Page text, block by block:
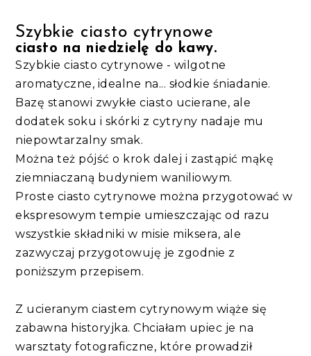
Szybkie ciasto cytrynowe
ciasto na niedzielę do kawy.
Szybkie ciasto cytrynowe - wilgotne
aromatyczne, idealne na... słodkie śniadanie.
Bazę stanowi zwykłe ciasto ucierane, ale
dodatek soku i skórki z cytryny nadaje mu
niepowtarzalny smak.
Można też pójść o krok dalej i zastąpić mąkę
ziemniaczaną budyniem waniliowym.
Proste ciasto cytrynowe można przygotować w
ekspresowym tempie umieszczając od razu
wszystkie składniki w misie miksera, ale
zazwyczaj przygotowuję je zgodnie z
poniższym przepisem.
Z ucieranym ciastem cytrynowym wiąże się
zabawna historyjka. Chciałam upiec je na
warsztaty fotograficzne, które prowadził